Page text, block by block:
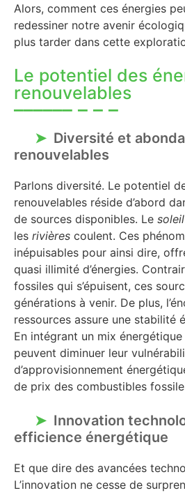
Alors, comment ces énergies
redessiner notre avenir
plus tarder dans cette
Le potentiel des
renouvelables
Diversité et
renouvelables
Parlons diversité. Le potentiel
renouvelables réside d’abord
de sources disponibles. Le soleil
les rivières coulent. Ces
inépuisables pour ainsi dire,
quasi illimité d’énergies.
fossiles qui s’épuisent, ces
générations à venir. De plus,
ressources assure une stabilité
En intégrant un mix
peuvent diminuer leur
d’approvisionnement
de prix des combustibles
Innovation
efficience énergétique
Et que dire des avancées
L’innovation ne cesse de